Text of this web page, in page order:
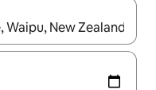
zijn, maak je een keuze